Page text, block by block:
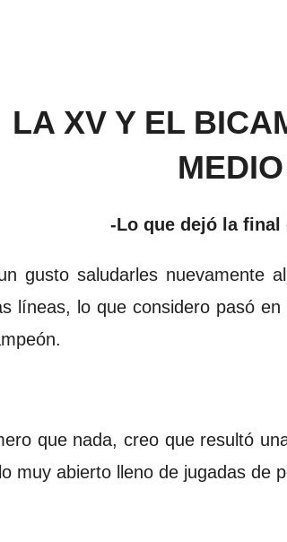
LA XV Y EL
-Lo que dejó la final
gusto saludarles nuevamente
líneas, lo que considero pasó
que nada, creo que resultó
muy abierto lleno de jugadas de